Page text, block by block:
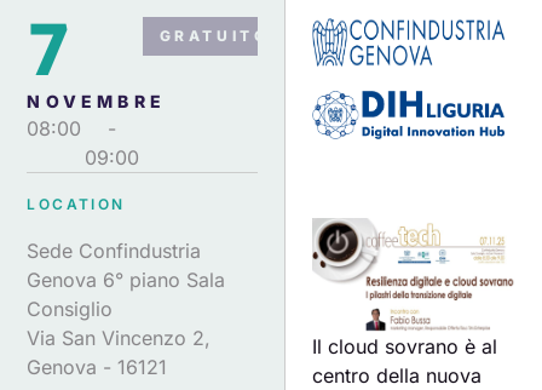
7
NOVEMBRE
08:00
-
09:00
GRATUITO
LOCATION
Sede Confindustria
Genova 6° piano Sala
Consiglio
Via San Vincenzo 2,
Genova - 16121
Il cloud sovrano è al
centro della nuova